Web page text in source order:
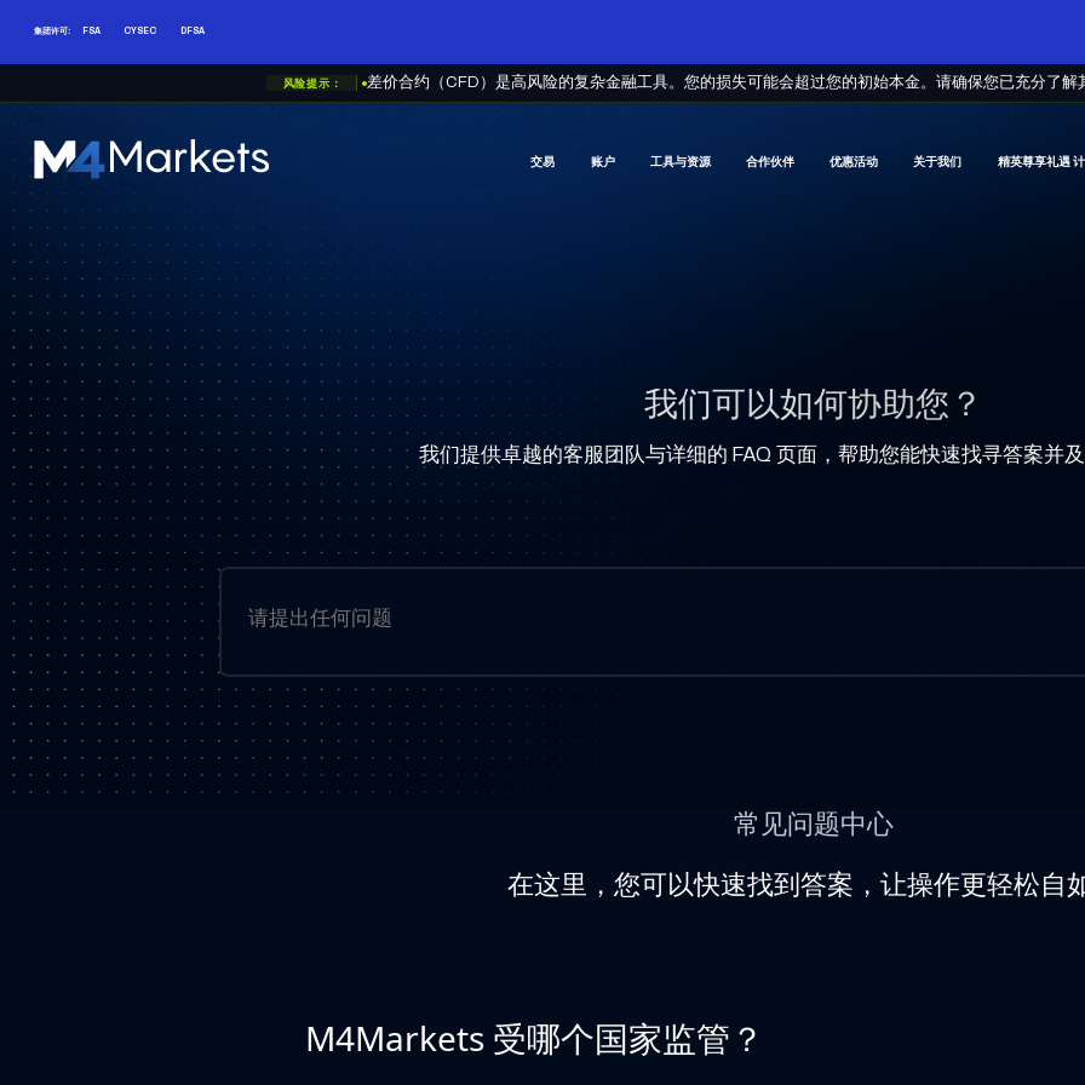
集团许可: FSA CYSEC DFSA
风险提示： 差价合约（CFD）是高风险的复杂金融工具。您的损失可能会超过您的初始本金。请确保您已充分了
M4Markets
CFD
Trading
Regulated
Broker
交易 账户 工具与资源 合作伙伴 优惠活动 关于我们 精英尊享礼遇
我们可以如何协助您？
我们提供卓越的客服团队与详细的 FAQ 页面，帮助您能快速找寻答案并
常见问题中心
在这里，您可以快速找到答案，让操作更轻松自
M4Markets 受哪个国家监管？